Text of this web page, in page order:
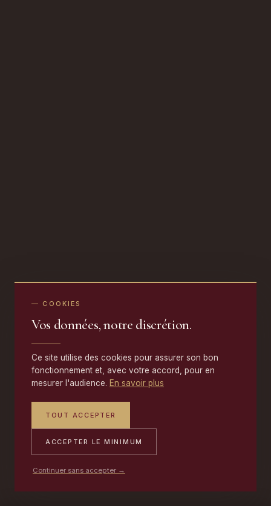
— COOKIES
Vos données, notre discrétion.
Ce site utilise des cookies pour assurer son bon
fonctionnement et, avec votre accord, pour en
mesurer l'audience. En savoir plus
TOUT ACCEPTER
ACCEPTER LE MINIMUM
Continuer sans accepter →